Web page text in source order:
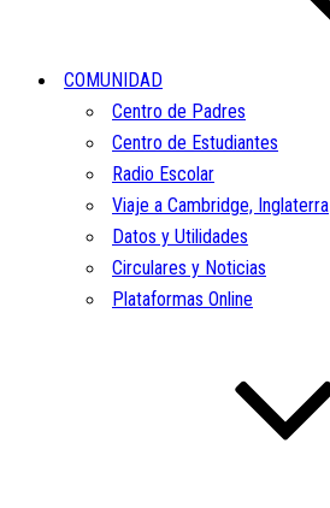
COMUNIDAD
Centro de Padres
Centro de Estudiantes
Radio Escolar
Viaje a Cambridge, Inglaterra
Datos y Utilidades
Circulares y Noticias
Plataformas Online